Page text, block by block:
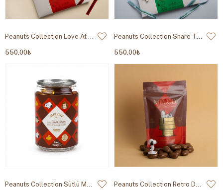
Peanuts Collection Love At First Bite Pralin 230g
550,00₺
Peanuts Collection Share The Sweetness Pralin 230g
550,00₺
Peanuts Collection Sütlü Madlen 100g Peanuts Collection Retro Draje 80g